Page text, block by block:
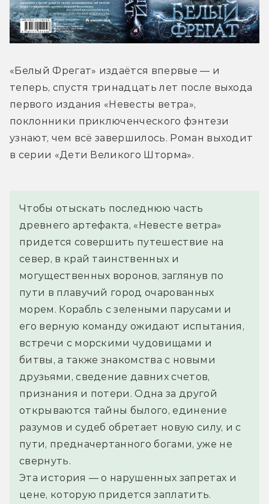
«Белый Фрегат» издаётся впервые — и
теперь, спустя тринадцать лет после выхода
первого издания «Невесты ветра»,
поклонники приключенческого фэнтези
узнают, чем всё завершилось. Роман выходит
в серии «Дети Великого Шторма».
Чтобы отыскать последнюю часть
древнего артефакта, «Невесте ветра»
придется совершить путешествие на
север, в край таинственных и
могущественных воронов, заглянув по
пути в плавучий город очарованных
морем. Корабль с зелеными парусами и
его верную команду ожидают испытания,
встречи с морскими чудовищами и
битвы, а также знакомства с новыми
друзьями, сведение давних счетов,
признания и потери. Одна за другой
открываются тайны былого, единение
разумов и судеб обретает новую силу, и с
пути, предначертанного богами, уже не
свернуть.
Эта история — о нарушенных запретах и
цене, которую придется заплатить.